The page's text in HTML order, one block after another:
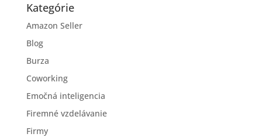
Kategórie
Amazon Seller
Blog
Burza
Coworking
Emočná inteligencia
Firemné vzdelávanie
Firmy